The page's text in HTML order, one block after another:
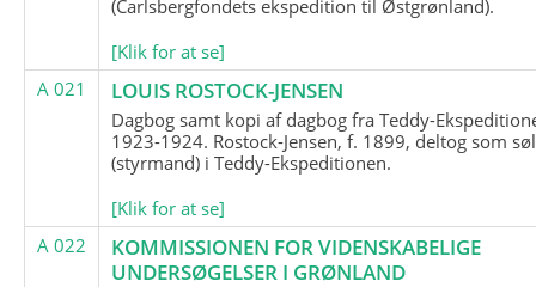
(Carlsbergfondets ekspedition til Østgrønland).
[Klik for at se]
A 021
LOUIS ROSTOCK-JENSEN
Dagbog samt kopi af dagbog fra Teddy-
1923-1924. Rostock-Jensen, f. 1899, deltog som
(styrmand) i Teddy-Ekspeditionen.
[Klik for at se]
A 022
KOMMISSIONEN FOR VIDENSKABELIGE
UNDERSØGELSER I GRØNLAND